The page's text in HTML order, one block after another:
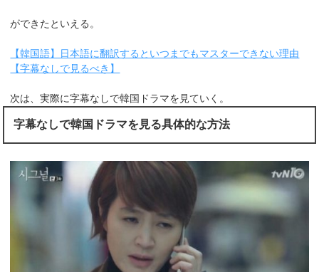
ができたといえる。
【韓国語】日本語に翻訳するといつまでもマスターできない理由
【字幕なしで見るべき】
次は、実際に字幕なしで韓国ドラマを見ていく。
字幕なしで韓国ドラマを見る具体的な方法